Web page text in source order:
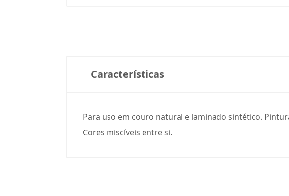
Características
Para uso em couro natural e laminado sintético.
Cores miscíveis entre si.